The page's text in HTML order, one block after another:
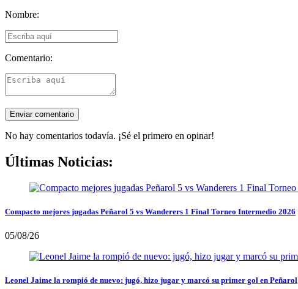
Nombre:
Comentario:
No hay comentarios todavía. ¡Sé el primero en opinar!
Últimas Noticias:
Compacto mejores jugadas Peñarol 5 vs Wanderers 1 Final Torneo Intermedio 2026
05/08/26
Leonel Jaime la rompió de nuevo: jugó, hizo jugar y marcó su primer gol en Peñarol